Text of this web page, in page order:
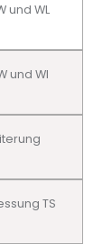
und WL
und Wl
TS